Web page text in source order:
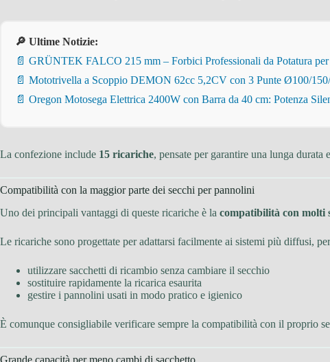
🔎 Ultime Notizie:
📄 GRÜNTEK FALCO 215 mm – Forbici Professionali da Potatura
📄 Mototrivella a Scoppio DEMON 62cc 5,2CV con 3 Punte Ø100/
📄 Oregon Motosega Elettrica 2400W con Barra da 40 cm: Potenza
La confezione include 15 ricariche, pensate per garantire una lunga
Compatibilità con la maggior parte dei secchi per pannolini
Uno dei principali vantaggi di queste ricariche è la compatibilità con molti
Le ricariche sono progettate per adattarsi facilmente ai sistemi più diffusi,
utilizzare sacchetti di ricambio senza cambiare il secchio
sostituire rapidamente la ricarica esaurita
gestire i pannolini usati in modo pratico e igienico
È comunque consigliabile verificare sempre la compatibilità con il proprio
Grande capacità per meno cambi di sacchetto